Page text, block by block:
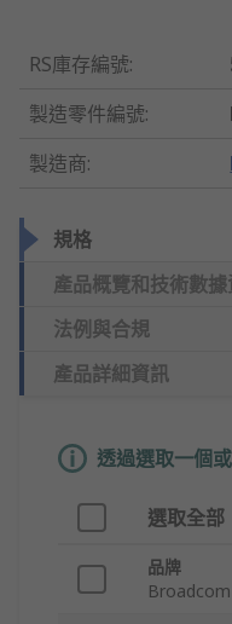
RS庫存編號:
製造零件編號:
製造商:
規格
產品概覽和技術數
法例與合規
產品詳細資訊
透過選取一個
選取全部
品牌
Broadcom